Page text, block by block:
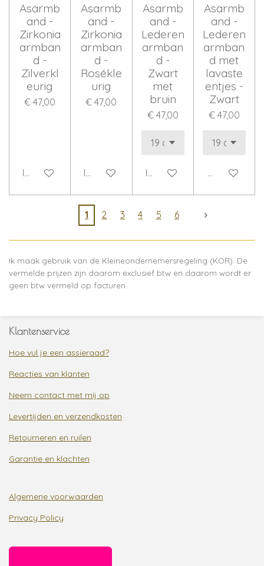
Asarmb
and -
Zirkonia
armban
d -
Zilverkl
eurig
€ 47,00
In winkelwagen
Asarmb
and -
Zirkonia
armban
d -
Rosékle
urig
€ 47,00
In winkelwagen
Asarmb
and -
Lederen
armban
d -
Zwart
met
bruin
€ 47,00
In winkelwagen
Asarmb
and -
Lederen
armban
d met
lavaste
entjes -
Zwart
€ 47,00
Uitverkocht
1 2 3 4 5 6
Ik maak gebruik van de Kleineondernemersregeling (KOR). De
vermelde prijzen zijn daarom exclusief btw en daarom wordt er
geen btw vermeld op facturen.
Klantenservice
Hoe vul je een assieraad?
Reacties van klanten
Neem contact met mij op
Levertijden en verzendkosten
Retourneren en ruilen
Garantie en klachten
Algemene voorwaarden
Privacy Policy